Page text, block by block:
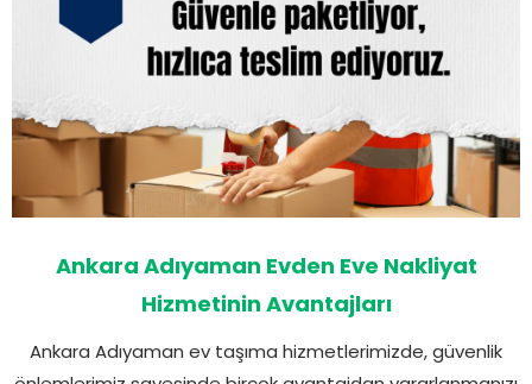
Ankara Adıyaman Evden Eve Nakliyat
Hizmetinin Avantajları
Ankara Adıyaman ev taşıma hizmetlerimizde, güvenlik